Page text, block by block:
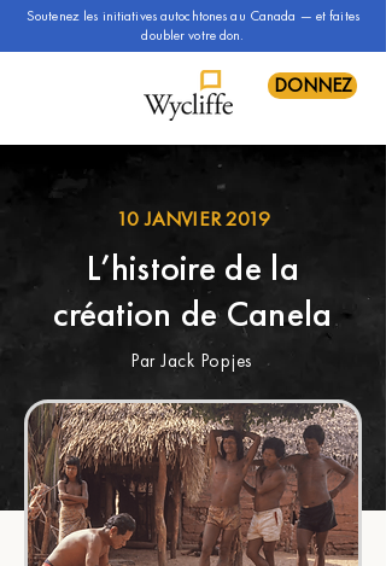
Soutenez les initiatives autochtones au Canada — et faites
doubler votre don.
DONNEZ
10 JANVIER 2019
L’histoire de la
création de Canela
Par Jack Popjes